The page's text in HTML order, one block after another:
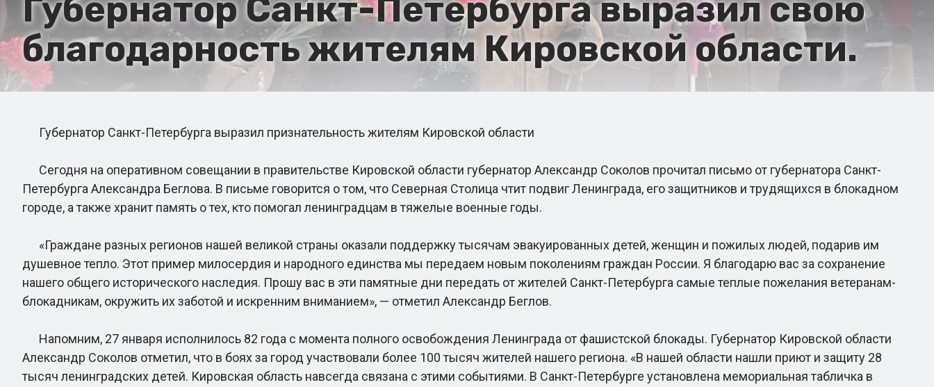
Губернатор Санкт-Петербурга выразил свою
благодарность жителям Кировской области.
Губернатор Санкт-Петербурга выразил признательность жителям Кировской области
Сегодня на оперативном совещании в правительстве Кировской области губернатор Александр Соколов прочитал письмо от губернатора Санкт-
Петербурга Александра Беглова. В письме говорится о том, что Северная Столица чтит подвиг Ленинграда, его защитников и трудящихся в блокадном
городе, а также хранит память о тех, кто помогал ленинградцам в тяжелые военные годы.
«Граждане разных регионов нашей великой страны оказали поддержку тысячам эвакуированных детей, женщин и пожилых людей, подарив им
душевное тепло. Этот пример милосердия и народного единства мы передаем новым поколениям граждан России. Я благодарю вас за сохранение
нашего общего исторического наследия. Прошу вас в эти памятные дни передать от жителей Санкт-Петербурга самые теплые пожелания ветеранам-
блокадникам, окружить их заботой и искренним вниманием», — отметил Александр Беглов.
Напомним, 27 января исполнилось 82 года с момента полного освобождения Ленинграда от фашистской блокады. Губернатор Кировской области
Александр Соколов отметил, что в боях за город участвовали более 100 тысяч жителей нашего региона. «В нашей области нашли приют и защиту 28
тысяч ленинградских детей. Кировская область навсегда связана с этими событиями. В Санкт-Петербурге установлена мемориальная табличка в